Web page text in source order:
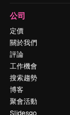
公司
定價
關於我們
評論
工作機會
搜索趨勢
博客
聚會活動
Slidesgo